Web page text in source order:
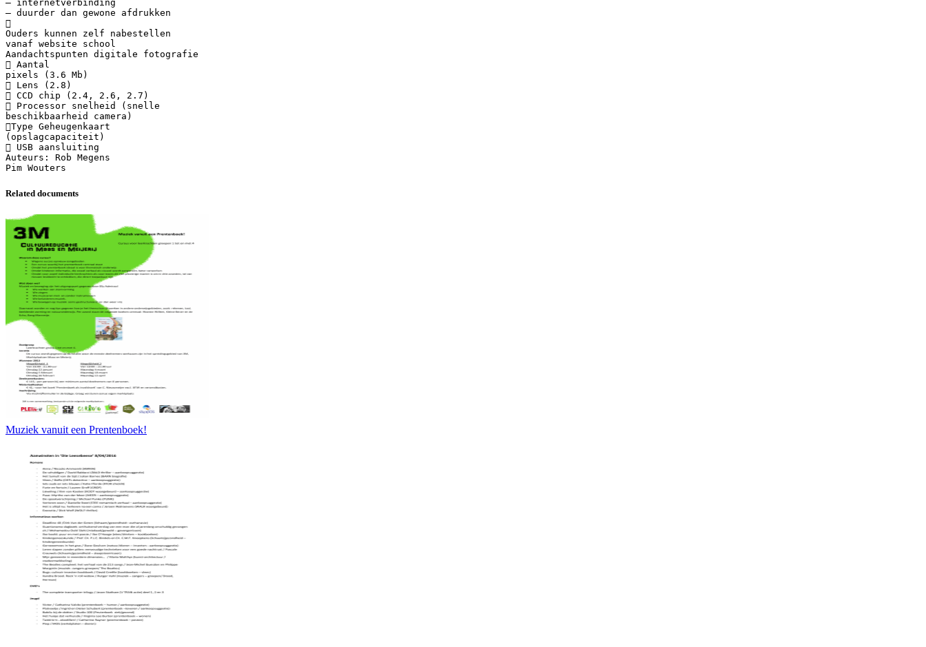
– internetverbinding
– duurder dan gewone afdrukken

Ouders kunnen zelf nabestellen
vanaf website school
Aandachtspunten digitale fotografie
 Aantal
pixels (3.6 Mb)
 Lens (2.8)
 CCD chip (2.4, 2.6, 2.7)
 Processor snelheid (snelle
beschikbaarheid camera)
Type Geheugenkaart
(opslagcapaciteit)
 USB aansluiting
Auteurs: Rob Megens
Related documents
Muziek vanuit een Prentenboek!